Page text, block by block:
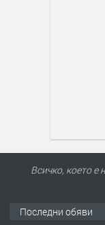
Всичко, което е
Последни обяви